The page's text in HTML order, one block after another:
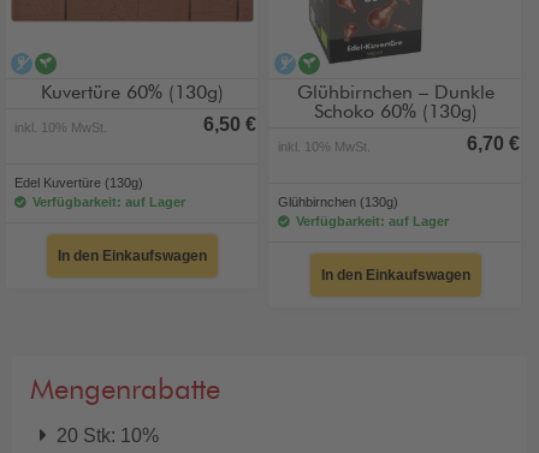
alkoholfrei
Kuvertüre 60% (130g)
inkl. 10% MwSt. 6,50 €
Edel Kuvertüre (130g)
Verfügbarkeit: auf Lager
In den Einkaufswagen
alkoholfrei
vegan
Glühbirnchen – Dunkle
Schoko 60% (130g)
inkl. 10% MwSt. 6,70 €
Glühbirnchen (130g)
Verfügbarkeit: auf Lager
In den Einkaufswagen
Mengenrabatte
20 Stk: 10%